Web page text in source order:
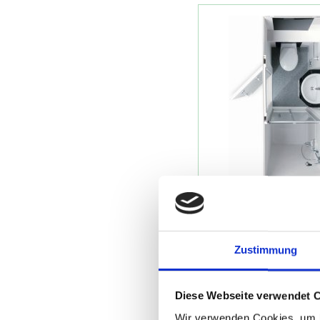
Zustimmung
Diese Webseite verwendet
Basis Nr.